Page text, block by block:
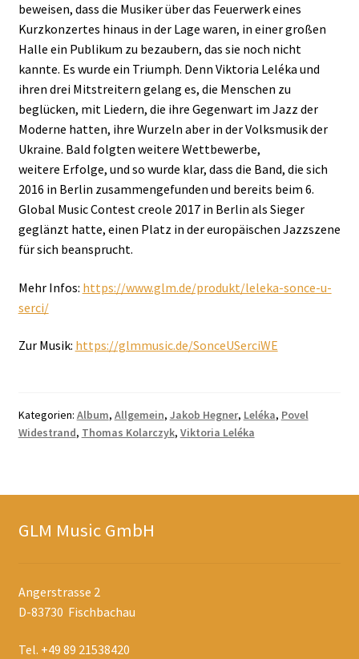
beweisen, dass die Musiker über das Feuerwerk eines
Kurzkonzertes hinaus in der Lage waren, in einer großen
Halle ein Publikum zu bezaubern, das sie noch nicht
kannte. Es wurde ein Triumph. Denn Viktoria Leléka und
ihren drei Mitstreitern gelang es, die Menschen zu
beglücken, mit Liedern, die ihre Gegenwart im Jazz der
Moderne hatten, ihre Wurzeln aber in der Volksmusik der
Ukraine. Bald folgten weitere Wettbewerbe,
weitere Erfolge, und so wurde klar, dass die Band, die sich
2016 in Berlin zusammengefunden und bereits beim 6.
Global Music Contest creole 2017 in Berlin als Sieger
geglänzt hatte, einen Platz in der europäischen Jazzszene
für sich beansprucht.
Mehr Infos: https://www.glm.de/produkt/leleka-sonce-u-
serci/
Zur Musik: https://glmmusic.de/SonceUSerciWE
Kategorien: Album, Allgemein, Jakob Hegner, Leléka, Povel
Widestrand, Thomas Kolarczyk, Viktoria Leléka
GLM Music GmbH
Angerstrasse 2
D-83730 Fischbachau
Tel. +49 89 21538420